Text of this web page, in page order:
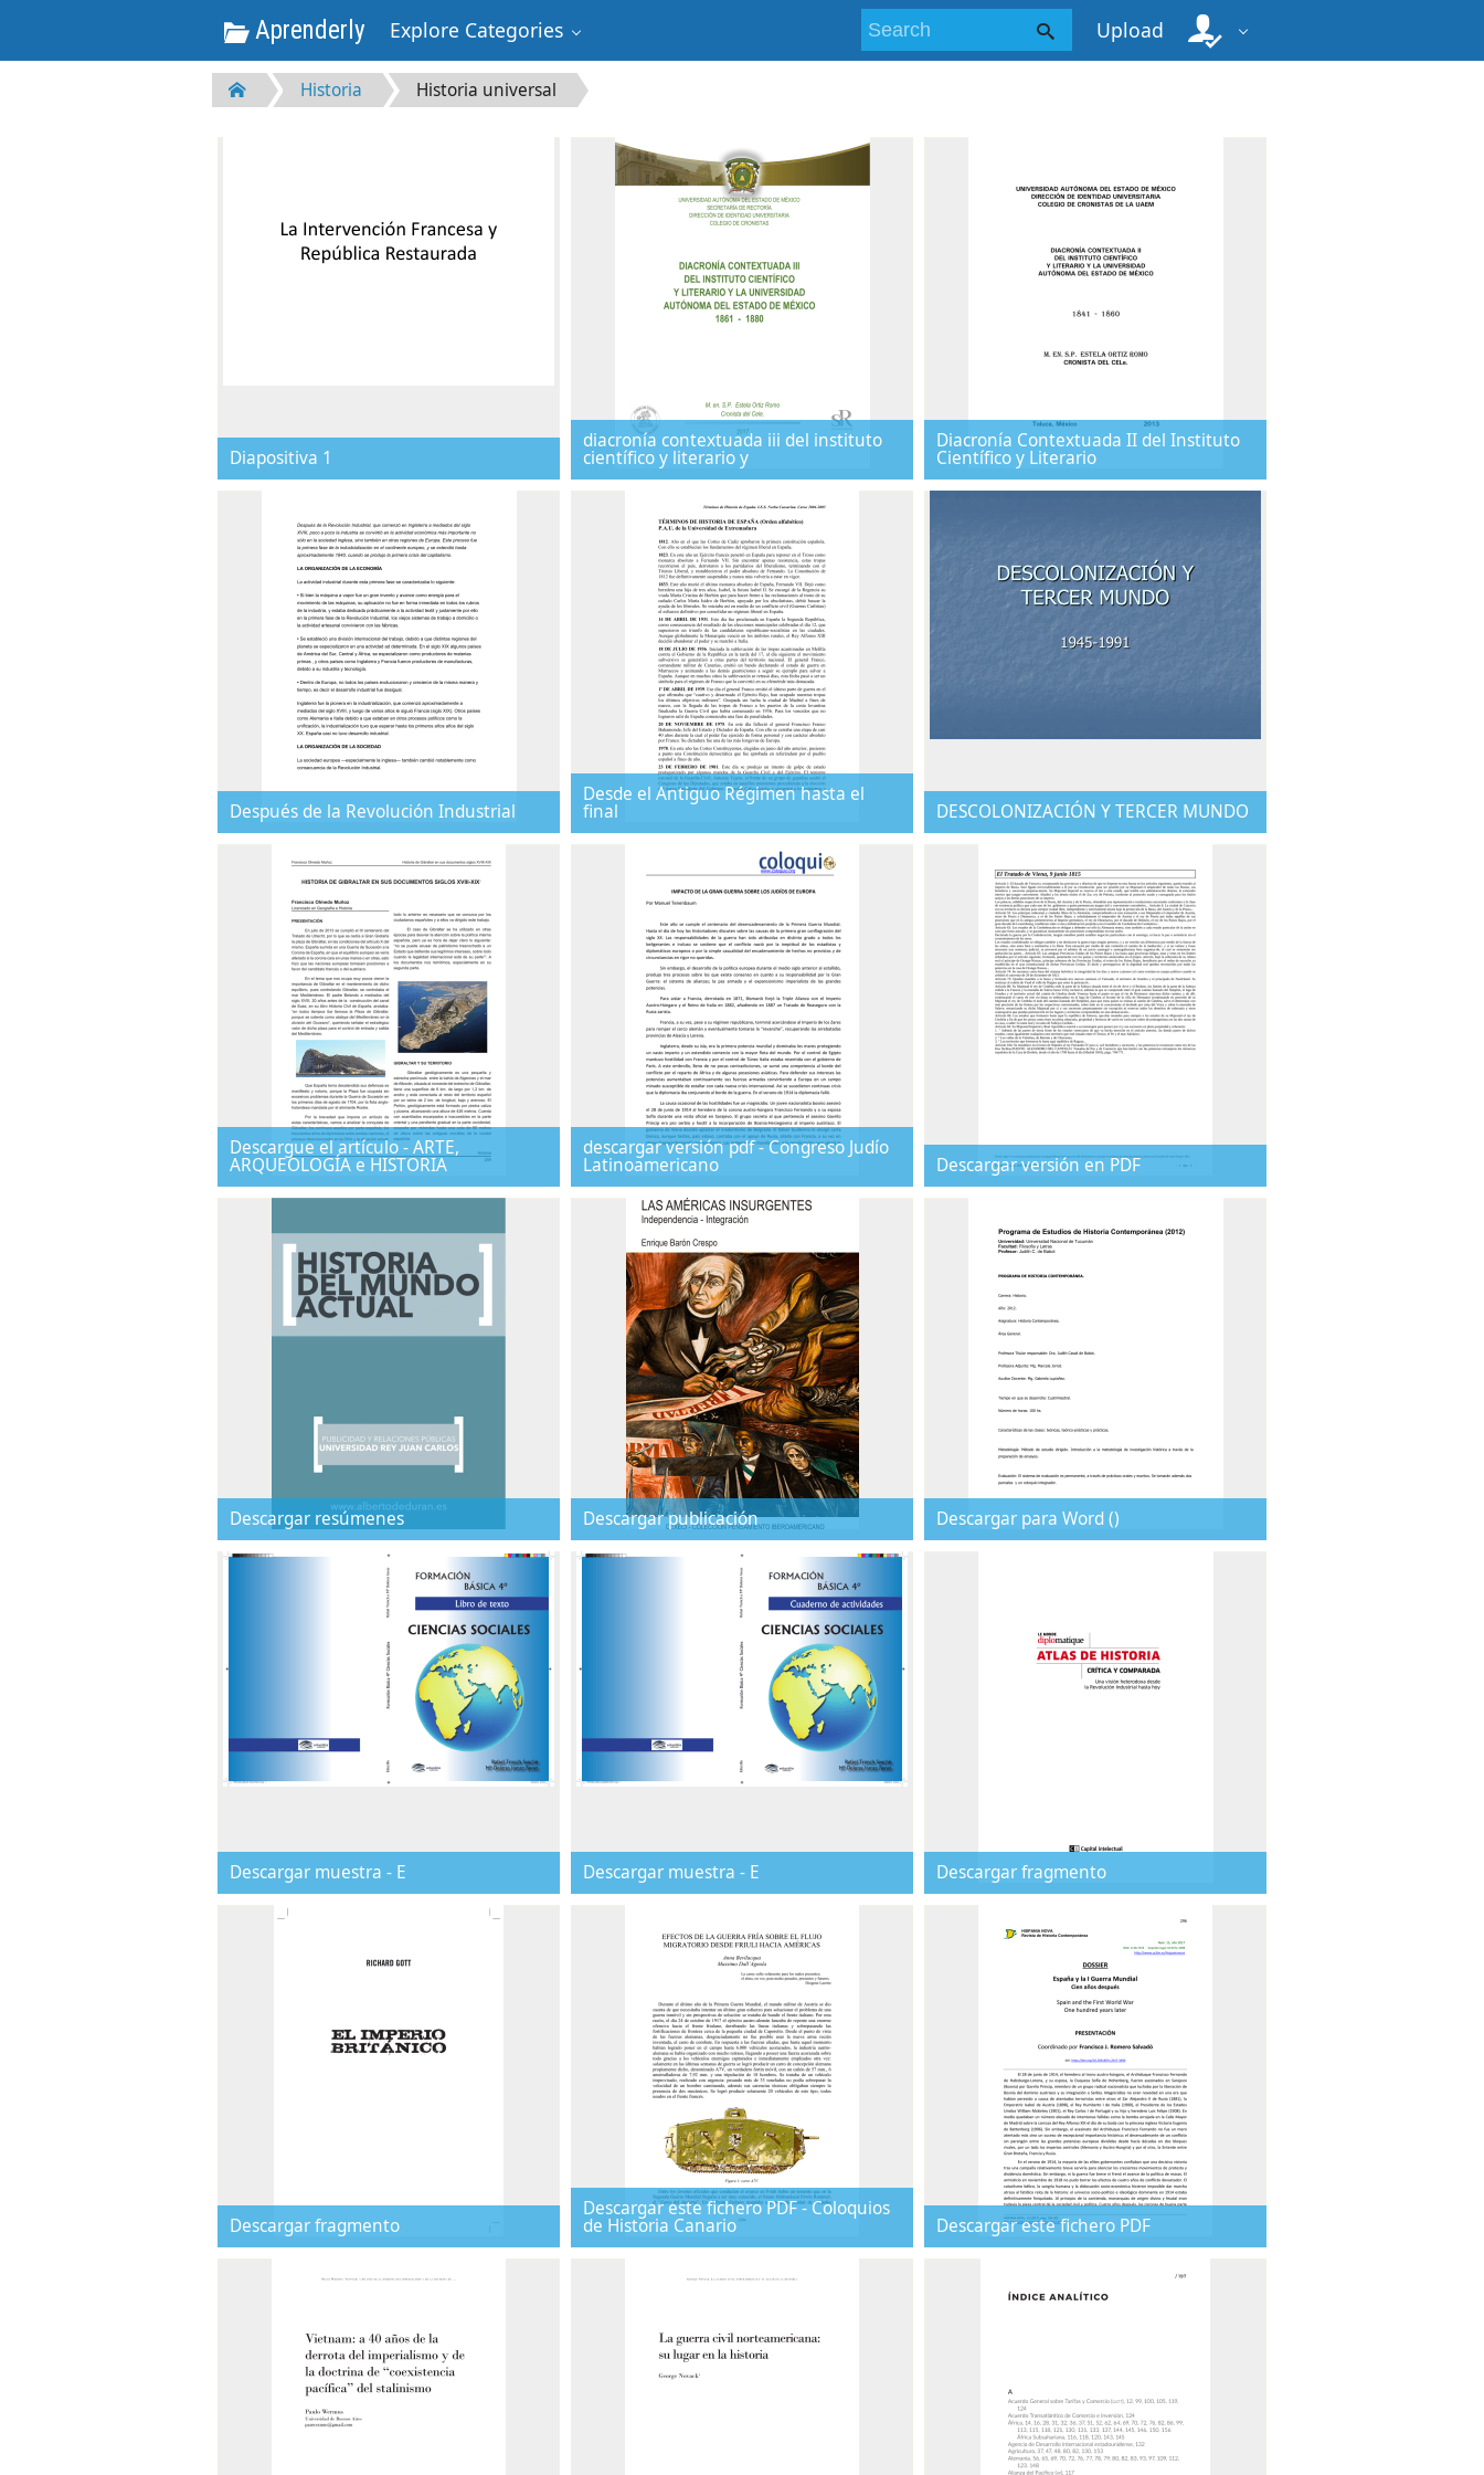
Aprenderly Explore Categories Upload
Historia Historia universal
Diapositiva 1
diacronía contextuada iii del instituto
científico y literario y
Diacronía Contextuada II del Instituto
Científico y Literario
Después de la Revolución Industrial
Desde el Antiguo Régimen hasta el
final DESCOLONIZACIÓN Y TERCER MUNDO
Descargue el artículo - ARTE,
ARQUEOLOGÍA e HISTORIA
descargar versión pdf - Congreso Judío
Latinoamericano Descargar versión en PDF
Descargar resúmenes Descargar publicación Descargar para Word ()
Descargar muestra - E Descargar muestra - E Descargar fragmento
Descargar fragmento
Descargar este fichero PDF - Coloquios
de Historia Canario Descargar este fichero PDF